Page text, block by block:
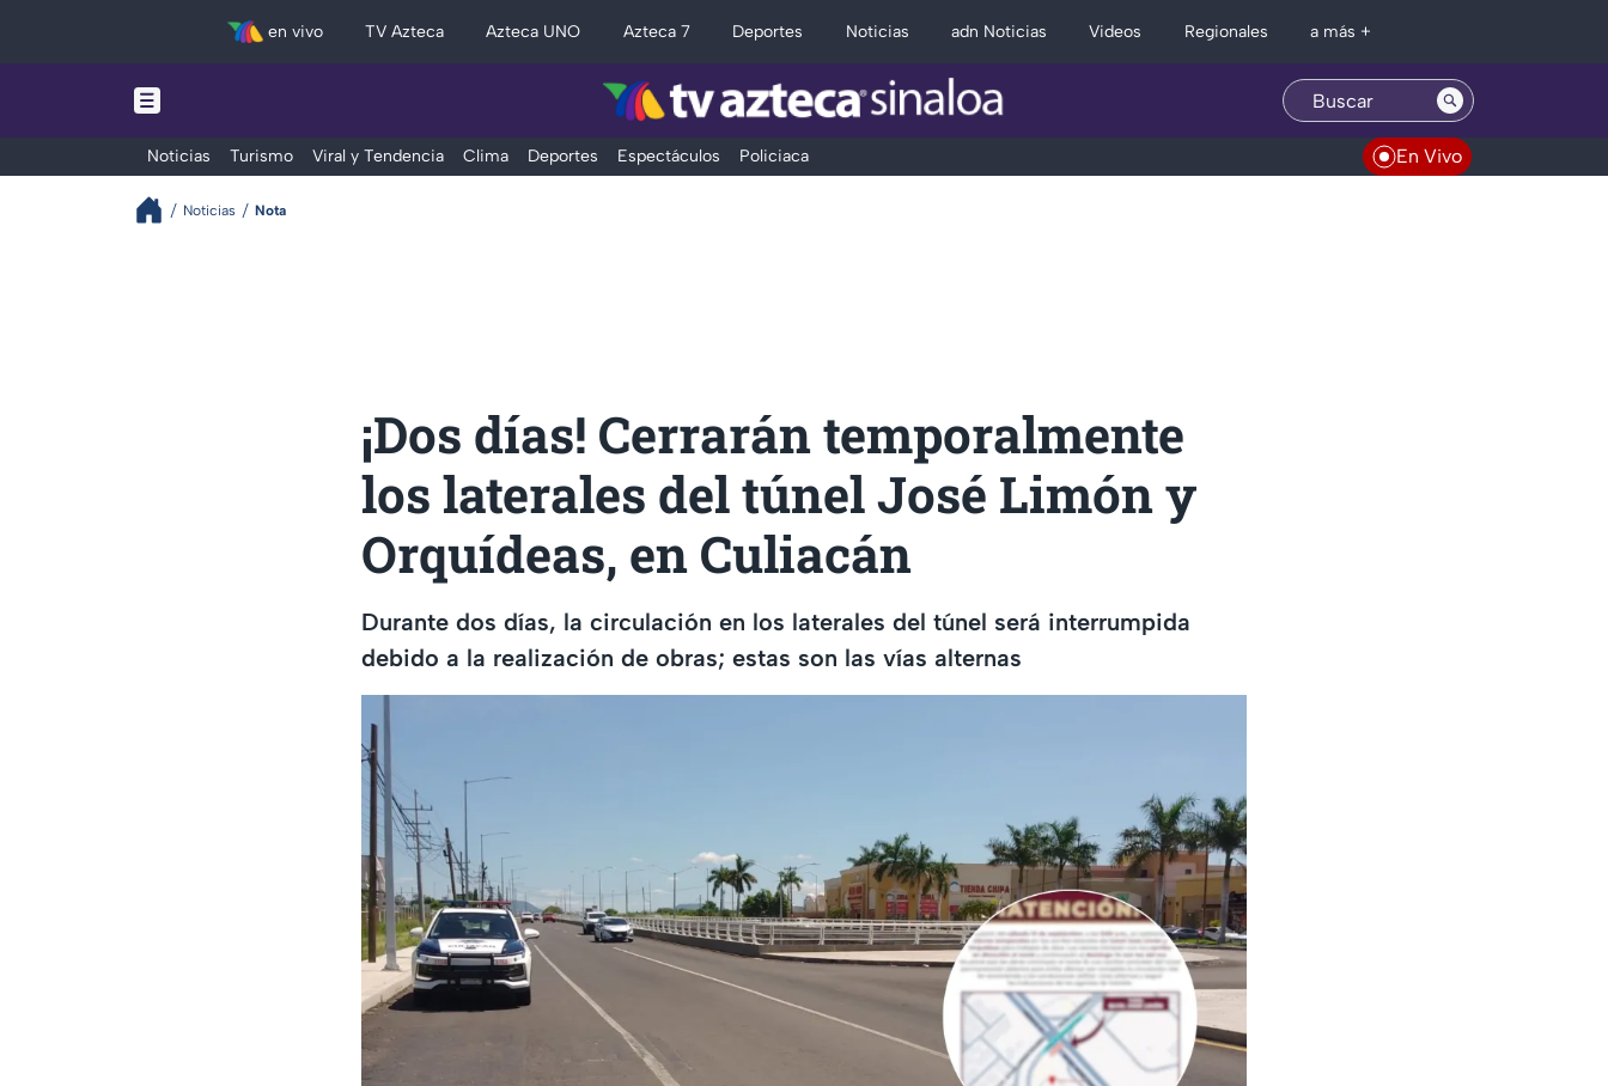
en vivo TV Azteca Azteca UNO Azteca 7 Deportes Noticias adn Noticias Videos Regionales a más +
Noticias Turismo Viral y Tendencia Clima Deportes Espectáculos Policiaca En Vivo
Noticias Nota
¡Dos días! Cerrarán temporalmente
los laterales del túnel José Limón y
Orquídeas, en Culiacán
Durante dos días, la circulación en los laterales del túnel será interrumpida
debido a la realización de obras; estas son las vías alternas